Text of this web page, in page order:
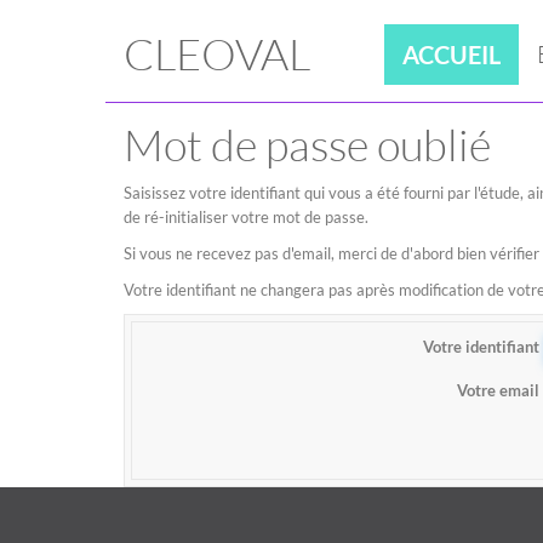
CLEOVAL ACCUEIL
Mot de passe oublié
Saisissez votre identifiant qui vous a été fourni par l'étude,
de ré-initialiser votre mot de passe.
Si vous ne recevez pas d'email, merci de d'abord bien
Votre identifiant ne changera pas après modification de
Votre identifiant
Votre email